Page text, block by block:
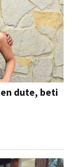
dute, beti